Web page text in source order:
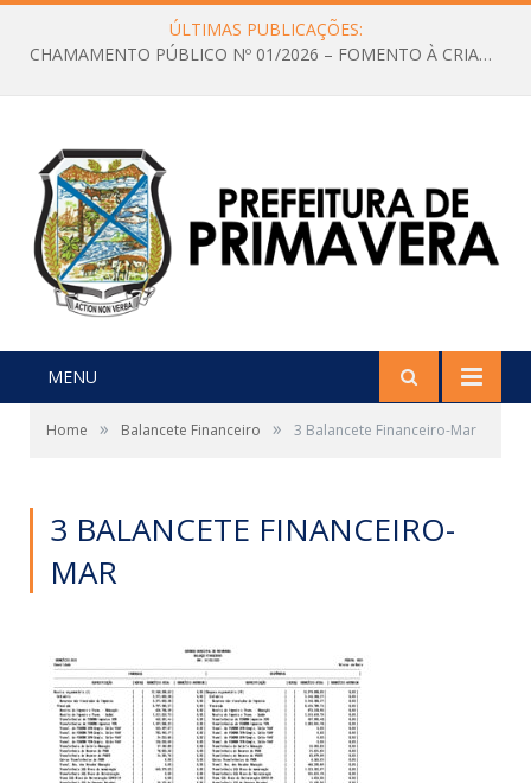
ÚLTIMAS PUBLICAÇÕES:
CHAMAMENTO PÚBLICO Nº 01/2026 – FOMENTO À CRIAÇÃO E A CIRCULAÇÃO DE PRODUÇÕES CULTURAIS – Aldir Blanc
MENU
Home » Balancete Financeiro » 3 Balancete Financeiro-Mar
3 BALANCETE FINANCEIRO-
MAR